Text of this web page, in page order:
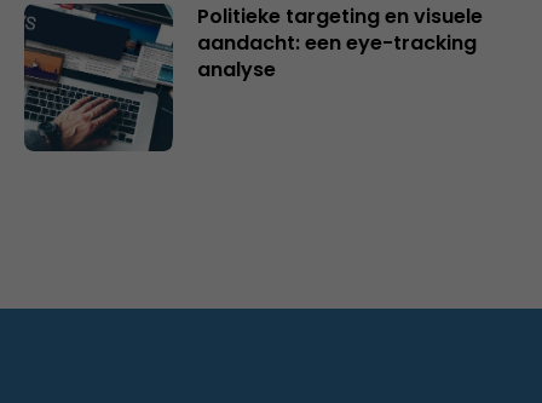
Politieke targeting en visuele
aandacht: een eye-tracking
analyse